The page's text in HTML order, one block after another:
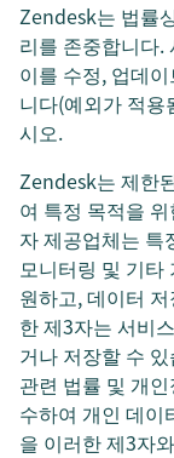
Zendesk는 법률
리를 존중합니다.
이를 수정, 업데
니다(예외가 적용
시오.
Zendesk는 제한
여 특정 목적을
자 제공업체는 특
모니터링 및 기타
원하고, 데이터
한 제3자는 서비
거나 저장할 수
관련 법률 및 개
수하여 개인 데이
을 이러한 제3자